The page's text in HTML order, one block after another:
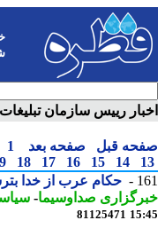
رییس سازمان تبلیغات -
قبل صفحه بعد 1
2
14
15
16
17
18
19
حکام عرب از خدا
صداوسیما-سیاسی-
81125471